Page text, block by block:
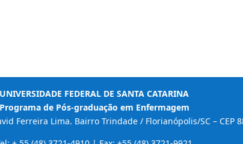
UNIVERSIDADE FEDERAL DE SANTA CATARINA
Programa de Pós-graduação em Enfermagem
Ferreira Lima. Bairro Trindade / Florianópolis/SC – CEP